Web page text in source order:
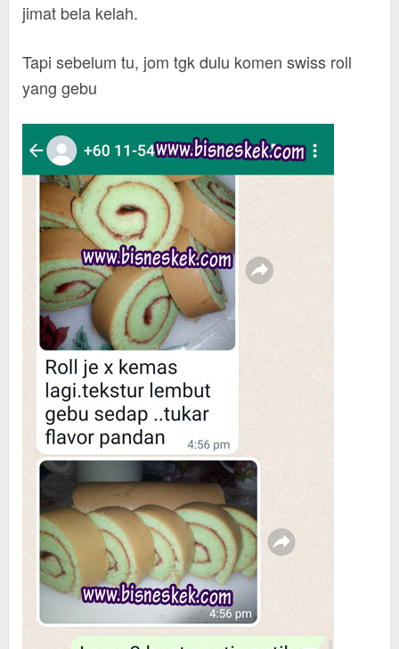
jimat bela kelah.
Tapi sebelum tu, jom tgk dulu komen swiss roll
yang gebu